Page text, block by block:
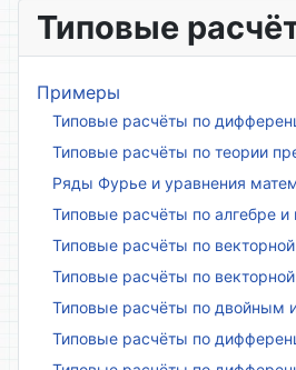
Типовые
Примеры
Типовые расчёты по
Типовые расчёты по теории
Ряды Фурье и уравнения
Типовые расчёты по алгебре и
Типовые расчёты по
Типовые расчёты по
Типовые расчёты по двойным
Типовые расчёты по